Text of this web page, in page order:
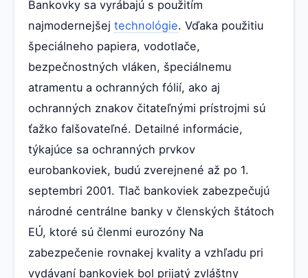
Bankovky sa vyrábajú s použitím
najmodernejšej technológie. Vďaka použitiu
špeciálneho papiera, vodotlače,
bezpečnostných vláken, špeciálnemu
atramentu a ochranných fólií, ako aj
ochranných znakov čitateľnými prístrojmi sú
ťažko falšovateľné. Detailné informácie,
týkajúce sa ochranných prvkov
eurobankoviek, budú zverejnené až po 1.
septembri 2001. Tlač bankoviek zabezpečujú
národné centrálne banky v členských štátoch
EÚ, ktoré sú členmi eurozóny Na
zabezpečenie rovnakej kvality a vzhľadu pri
vydávaní bankoviek bol prijatý zvláštny